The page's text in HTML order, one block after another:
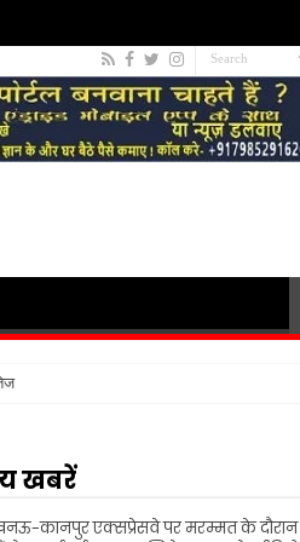
खबरें
कानपुर एक्सप्रेसवे पर मरम्मत के दौरान